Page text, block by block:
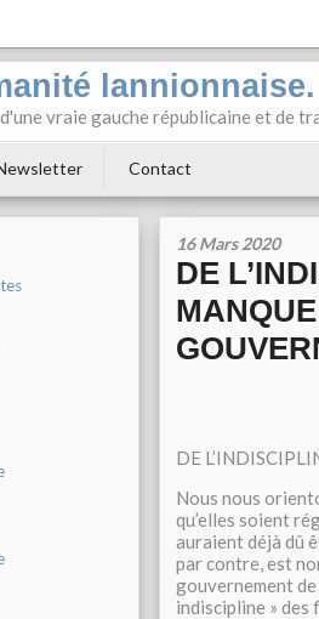
vraie gauche républicaine et de
Contact
16 Mars 2020
DE
DE
Nous nous
qu’elles soient
auraient déjà dû
par contre, est
gouvernement de
indiscipline » des